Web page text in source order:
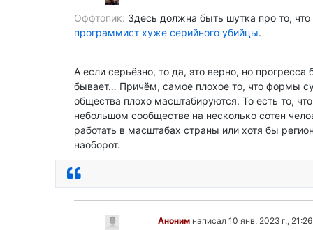
Здесь должна быть шутка про то, что
программист хуже серийного убийцы.
А если серьёзно, то да, это верно, но прогресса
бывает… Причём, самое плохое то, что формы
общества плохо масштабируются. То есть то,
небольшом сообществе на несколько сотен
работать в масштабах страны или хотя бы
наоборот.
Аноним написал 10 янв. 2023 г., 21:26